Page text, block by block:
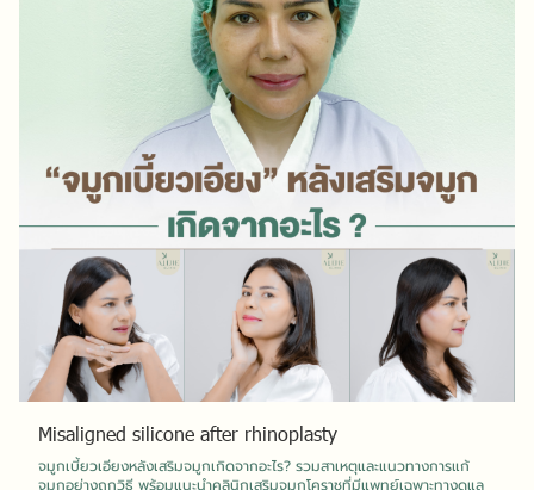
Misaligned silicone after rhinoplasty
จมูกเบี้ยวเอียงหลังเสริมจมูกเกิดจากอะไร? รวมสาเหตุและแนวทางการแก้
จมูกอย่างถูกวิธี พร้อมแนะนำคลินิกเสริมจมูกโคราชที่มีแพทย์เฉพาะทางดูแล